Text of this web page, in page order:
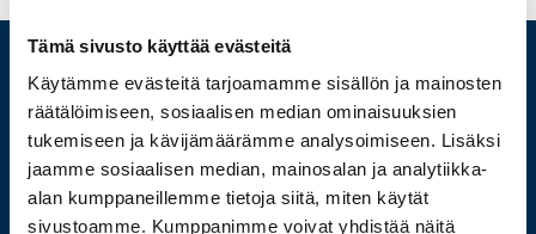
Tämä sivusto käyttää evästeitä
Käytämme evästeitä tarjoamamme sisällön ja mainosten
räätälöimiseen, sosiaalisen median ominaisuuksien
tukemiseen ja kävijämäärämme analysoimiseen. Lisäksi
jaamme sosiaalisen median, mainosalan ja analytiikka-
alan kumppaneillemme tietoja siitä, miten käytät
sivustoamme. Kumppanimme voivat yhdistää näitä